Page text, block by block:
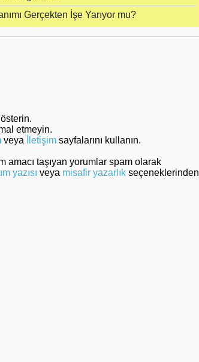
Gerçekten İşe Yarıyor mu?
etmeyin.
veya İletişim sayfalarını kullanın.
amacı taşıyan yorumlar spam olarak
yazısı veya misafir yazarlık seçeneklerinden